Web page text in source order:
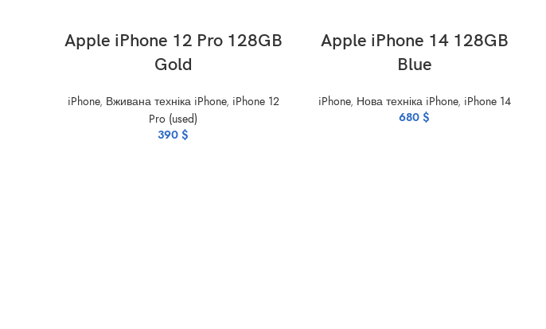
Apple iPhone 12 Pro 128GB
Gold
iPhone, Вживана техніка iPhone, iPhone 12
Pro (used)
390 $
Apple iPhone 14 128GB
Blue
iPhone, Нова техніка iPhone, iPhone 14
680 $